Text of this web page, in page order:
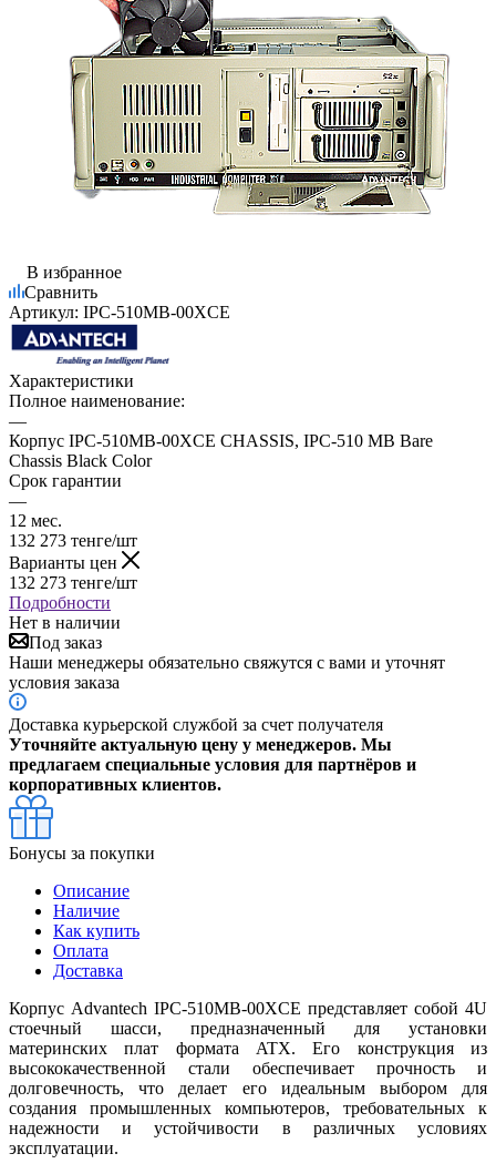
В избранное
Сравнить
Артикул: IPC-510MB-00XCE
Характеристики
Полное наименование:
—
Корпус IPC-510MB-00XCE CHASSIS, IPC-510 MB Bare
Chassis Black Color
Срок гарантии
—
12 мес.
132 273 тенге/шт
Варианты цен
132 273 тенге/шт
Подробности
Нет в наличии
Под заказ
Наши менеджеры обязательно свяжутся с вами и уточнят
условия заказа
Доставка курьерской службой за счет получателя
Уточняйте актуальную цену у менеджеров. Мы
предлагаем специальные условия для партнёров и
корпоративных клиентов.
Бонусы за покупки
Описание
Наличие
Как купить
Оплата
Доставка
Корпус Advantech IPC-510MB-00XCE представляет собой 4U
стоечный шасси, предназначенный для установки
материнских плат формата ATX. Его конструкция из
высококачественной стали обеспечивает прочность и
долговечность, что делает его идеальным выбором для
создания промышленных компьютеров, требовательных к
надежности и устойчивости в различных условиях
эксплуатации.